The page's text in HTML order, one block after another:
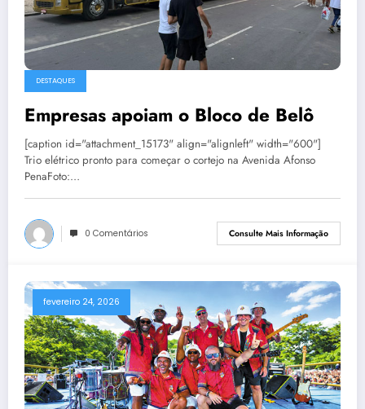
DESTAQUES
Empresas apoiam o Bloco de Belô
[caption id="attachment_15173" align="alignleft" width="600"]
Trio elétrico pronto para começar o cortejo na Avenida Afonso
PenaFoto:…
0 Comentários Consulte Mais Informação
fevereiro 24, 2026